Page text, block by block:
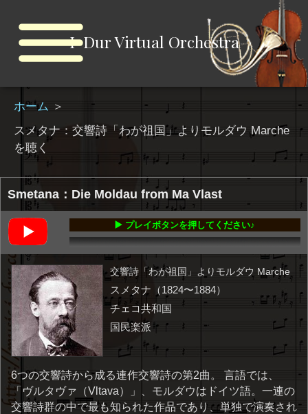
I-Dur Virtual Orchestra
ホーム ＞
スメタナ：交響詩「わが祖国」よりモルダウ Marche
を聴く
Smetana：Die Moldau from Ma Vlast
▶️ プレイボタンを押してください♪
交響詩「わが祖国」よりモルダウ Marche
スメタナ（1824〜1884）
チェコ共和国
国民楽派
6つの交響詩から成る連作交響詩の第2曲。 言語では、
「ヴルタヴァ（Vltava）」、モルダウはドイツ語。一連の
交響詩群の中で最も知られた作品であり、単独で演奏され